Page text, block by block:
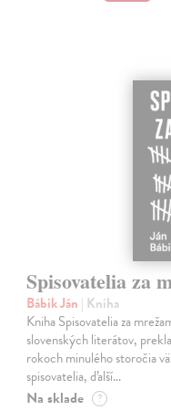
Spisovatelia za
Bábik Ján | Kniha
Kniha Spisovatelia za
slovenských literátov,
rokoch minulého storočia
spisovatelia, ďalší…
Na sklade ?